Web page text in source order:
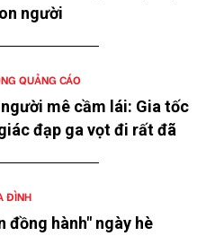
người
QUẢNG CÁO
mê cầm lái: Gia tốc
đạp ga vọt đi rất đã
ĐÌNH
đồng hành" ngày hè